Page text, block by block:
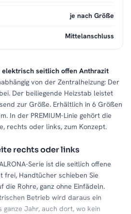
elektrisch seitlich offen Anthrazit
von der Zentralheizung: Der
Der beiliegende Heizstab leistet
zur Größe. Erhältlich in 6 Größen
In der PREMIUM-Linie gehört die
rechts oder links, zum Konzept.
rechts oder links
Serie ist die seitlich offene
frei, Handtücher schieben Sie
die Rohre, ganz ohne Einfädeln.
Betrieb wird daraus ein
Jahr, auch dort, wo kein
je nach Größe
Mittelanschluss